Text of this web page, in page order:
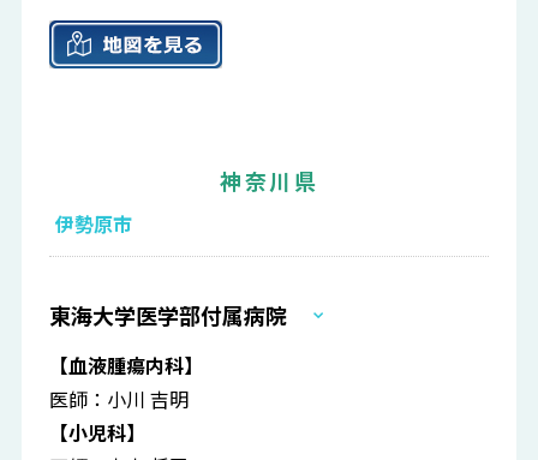
神奈川県
伊勢原市
東海大学医学部付属病院
【血液腫瘍内科】
医師：小川 吉明
【小児科】